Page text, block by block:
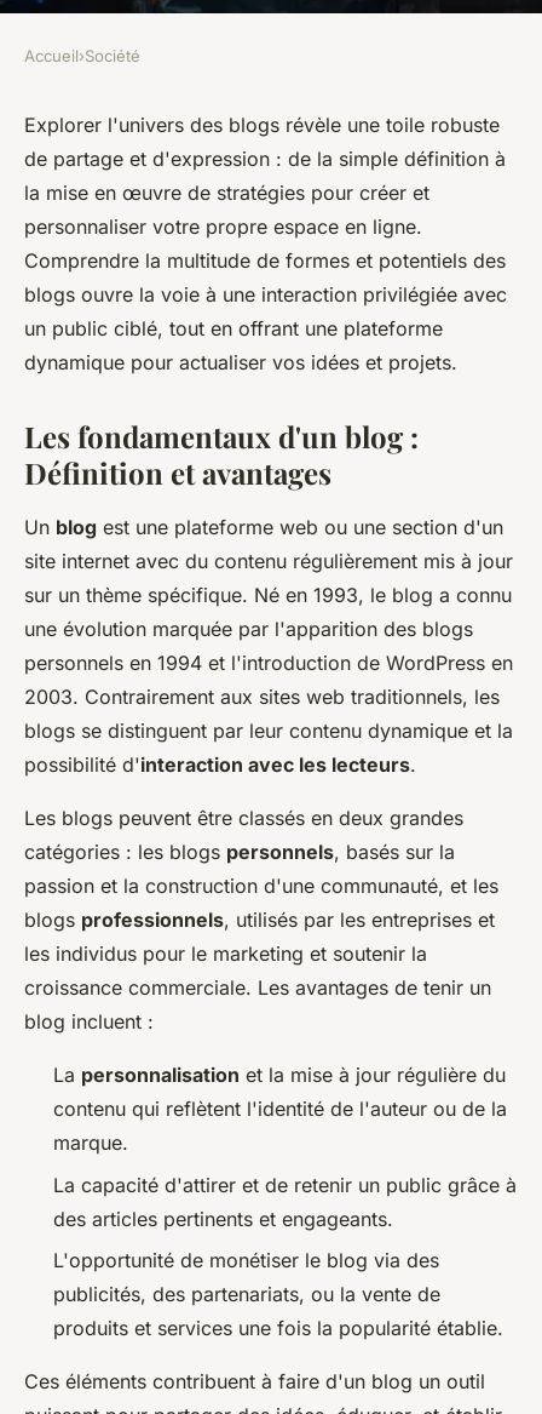
Découvrir qu'est-ce qu'un blog
et ses secrets de création
Alexandre•29 mai 2024•2 min de lecture
Accueil›Société
Explorer l'univers des blogs révèle une toile robuste
de partage et d'expression : de la simple définition à
la mise en œuvre de stratégies pour créer et
personnaliser votre propre espace en ligne.
Comprendre la multitude de formes et potentiels des
blogs ouvre la voie à une interaction privilégiée avec
un public ciblé, tout en offrant une plateforme
dynamique pour actualiser vos idées et projets.
Les fondamentaux d'un blog :
Définition et avantages
Un blog est une plateforme web ou une section d'un
site internet avec du contenu régulièrement mis à jour
sur un thème spécifique. Né en 1993, le blog a connu
une évolution marquée par l'apparition des blogs
personnels en 1994 et l'introduction de WordPress en
2003. Contrairement aux sites web traditionnels, les
blogs se distinguent par leur contenu dynamique et la
possibilité d'interaction avec les lecteurs.
Les blogs peuvent être classés en deux grandes
catégories : les blogs personnels, basés sur la
passion et la construction d'une communauté, et les
blogs professionnels, utilisés par les entreprises et
les individus pour le marketing et soutenir la
croissance commerciale. Les avantages de tenir un
blog incluent :
La personnalisation et la mise à jour régulière du
contenu qui reflètent l'identité de l'auteur ou de la
marque.
La capacité d'attirer et de retenir un public grâce à
des articles pertinents et engageants.
L'opportunité de monétiser le blog via des
publicités, des partenariats, ou la vente de
produits et services une fois la popularité établie.
Ces éléments contribuent à faire d'un blog un outil